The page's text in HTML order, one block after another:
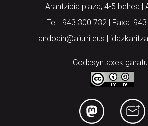
Arantzibia plaza, 4-5 behea |
Tel.: 943 300 732 | Faxa:
andoain@aiurri.eus |
Codesyntaxek